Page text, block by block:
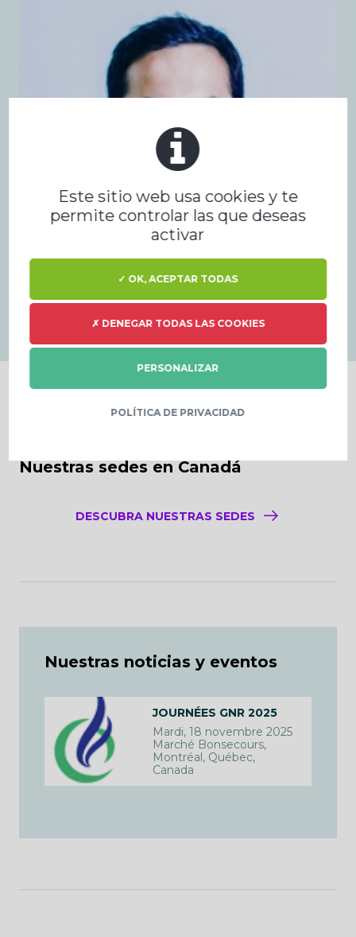
Nuestras sedes en Canadá
DESCUBRA NUESTRAS SEDES
Nuestras noticias y eventos
JOURNÉES GNR 2025
Mardi, 18 novembre 2025
Marché Bonsecours,
Montréal, Québec,
Canada
Este sitio web usa cookies y te
permite controlar las que deseas
activar
✓ OK, ACEPTAR TODAS
✗ DENEGAR TODAS LAS COOKIES
PERSONALIZAR
POLÍTICA DE PRIVACIDAD